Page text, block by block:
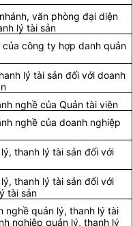
văn phòng đại diện
lý tài sản
công ty hợp danh quản
lý tài sản đối với doanh
nghề của Quản tài viên
nghề của doanh nghiệp
thanh lý tài sản đối với
thanh lý tài sản đối với
tài sản
nghề quản lý, thanh lý tài
nghiệp quản lý, thanh lý